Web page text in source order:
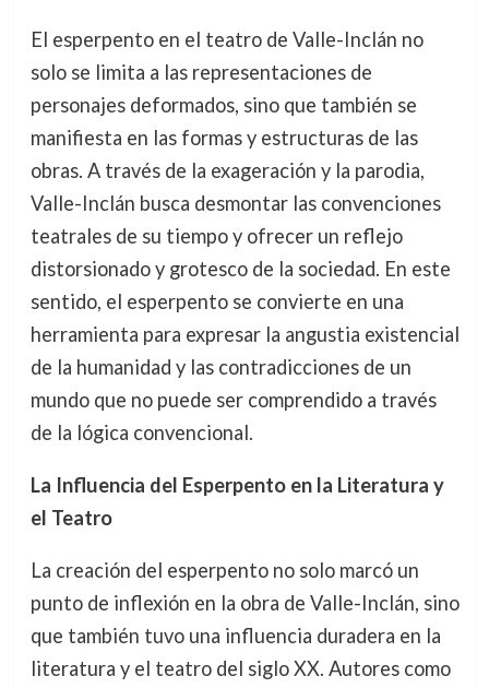
El esperpento en el teatro de Valle-Inclán no
solo se limita a las representaciones de
personajes deformados, sino que también se
manifiesta en las formas y estructuras de las
obras. A través de la exageración y la parodia,
Valle-Inclán busca desmontar las convenciones
teatrales de su tiempo y ofrecer un reflejo
distorsionado y grotesco de la sociedad. En este
sentido, el esperpento se convierte en una
herramienta para expresar la angustia existencial
de la humanidad y las contradicciones de un
mundo que no puede ser comprendido a través
de la lógica convencional.
La Influencia del Esperpento en la Literatura y
el Teatro
La creación del esperpento no solo marcó un
punto de inflexión en la obra de Valle-Inclán, sino
que también tuvo una influencia duradera en la
literatura y el teatro del siglo XX. Autores como